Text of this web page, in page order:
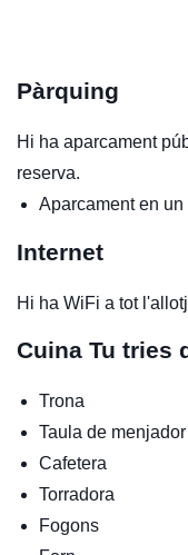
Pàrquing
Hi ha aparcament
reserva.
Aparcament en un
Internet
Hi ha WiFi a tot
Cuina Tu tries
Trona
Taula de menjador
Cafetera
Torradora
Fogons